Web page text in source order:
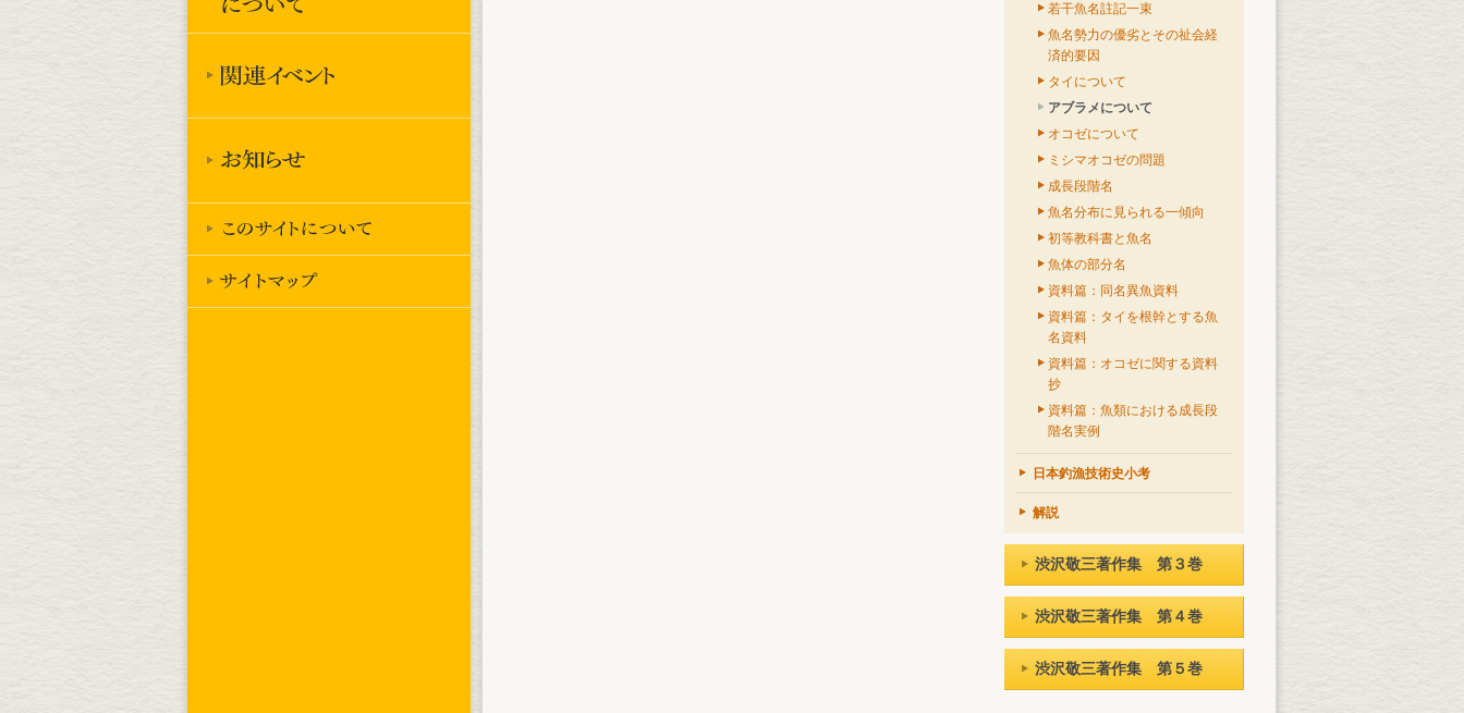
若干魚名註記一束
魚名勢力の優劣とその祉会経
済的要因
タイについて
アブラメについて
オコゼについて
ミシマオコゼの問題
成長段階名
魚名分布に見られる一傾向
初等教科書と魚名
魚体の部分名
資料篇：同名異魚資料
資料篇：タイを根幹とする魚
名資料
資料篇：オコゼに関する資料
抄
資料篇：魚類における成長段
階名実例
日本釣漁技術史小考
解説
渋沢敬三著作集 第３巻
渋沢敬三著作集 第４巻
渋沢敬三著作集 第５巻